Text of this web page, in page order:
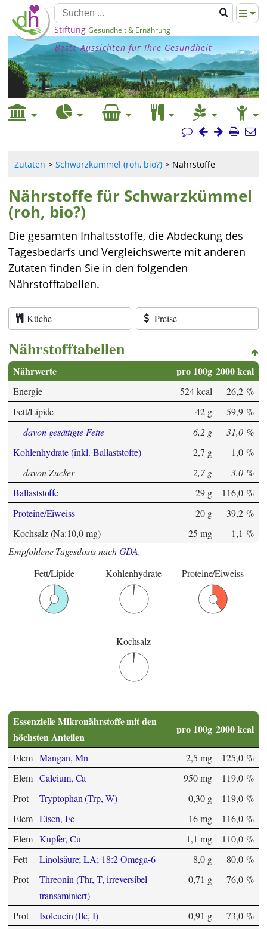
Stiftung Gesundheit & Ernährung
Beste Aussichten für Ihre Gesundheit
Zutaten Schwarzkümmel (roh, bio?) Nährstoffe
Nährstoffe für Schwarzkümmel
(roh, bio?)
Die gesamten Inhaltsstoffe, die Abdeckung des
Tagesbedarfs und Vergleichswerte mit anderen
Zutaten finden Sie in den folgenden
Nährstofftabellen.
Küche Preise
Nährstofftabellen
Nährwerte pro 100g 2000 kcal
Energie 524 kcal
26,2 %
Fett/Lipide
42 g
59,9 %
davon gesättigte Fette
6,2 g
31,0 %
Kohlenhydrate (inkl. Ballaststoffe)
2,7 g
1,0 %
davon Zucker
2,7 g
3,0 %
Ballaststoffe
29 g
116,0 %
Proteine/Eiweiss
20 g
39,2 %
Kochsalz (Na:10,0 mg)
25 mg
1,1 %
Empfohlene Tagesdosis nachGDA.
Fett/Lipide
Kohlenhydrate Proteine/Eiweiss
Kochsalz
Essenzielle Mikronährstoffe mit den
höchsten Anteilen
pro 100g 2000 kcal
Elem Mangan, Mn 2,5 mg
125,0 %
Elem Calcium, Ca 950 mg
119,0 %
Prot
Tryptophan (Trp, W) 0,30 g
119,0 %
Elem Eisen, Fe 16 mg
116,0 %
Elem Kupfer, Cu 1,1 mg
110,0 %
Fett
Linolsäure; LA; 18:2 Omega-6 8,0 g
80,0 %
Prot
Threonin (Thr, T, irreversibel
transaminiert)
0,71 g 76,0 %
Prot Isoleucin (Ile, I) 0,91 g
73,0 %